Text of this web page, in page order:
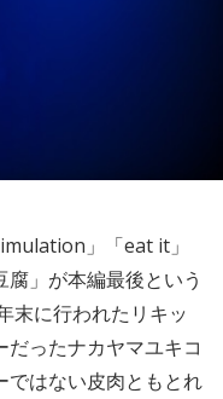
」「eat it」
腐」が本編最後という
末に行われたリキッ
だったナカヤマユキコ
ではない皮肉ともとれ